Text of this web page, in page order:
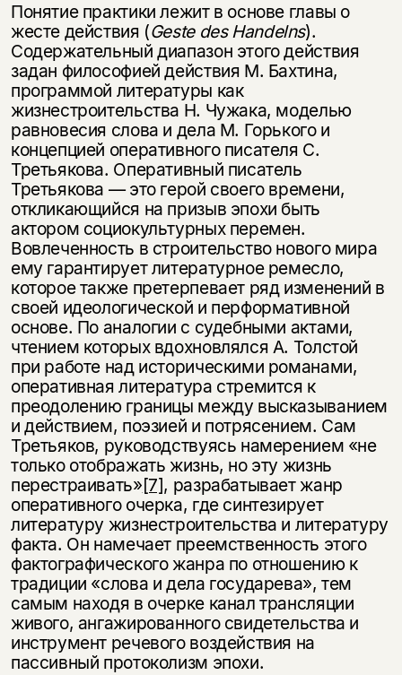
Понятие практики лежит в основе главы о
жесте действия (Geste des Handelns).
Содержательный диапазон этого действия
задан философией действия М. Бахтина,
программой литературы как
жизнестроительства Н. Чужака, моделью
равновесия слова и дела М. Горького и
концепцией оперативного писателя С.
Третьякова. Оперативный писатель
Третьякова — это герой своего времени,
откликающийся на призыв эпохи быть
актором социокультурных перемен.
Вовлеченность в строительство нового мира
ему гарантирует литературное ремесло,
которое также претерпевает ряд изменений в
своей идеологической и перформативной
основе. По аналогии с судебными актами,
чтением которых вдохновлялся А. Толстой
при работе над историческими романами,
оперативная литература стремится к
преодолению границы между высказыванием
и действием, поэзией и потрясением. Сам
Третьяков, руководствуясь намерением «не
только отображать жизнь, но эту жизнь
перестраивать»[7], разрабатывает жанр
оперативного очерка, где синтезирует
литературу жизнестроительства и литературу
факта. Он намечает преемственность этого
фактографического жанра по отношению к
традиции «слова и дела государева», тем
самым находя в очерке канал трансляции
живого, ангажированного свидетельства и
инструмент речевого воздействия на
пассивный протоколизм эпохи.